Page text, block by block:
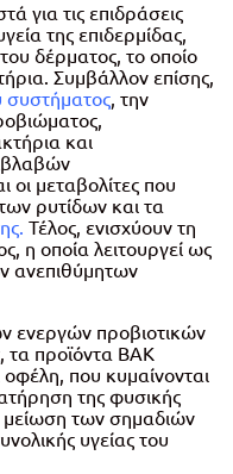
για τις επιδράσεις
της επιδερμίδας,
δέρματος, το οποίο
Συμβάλλον επίσης,
συστήματος, την
και
οι μεταβολίτες που
ρυτίδων και τα
. Τέλος, ενισχύουν τη
η οποία λειτουργεί ως
ανεπιθύμητων
ενεργών προβιοτικών
τα προϊόντα BAK
που κυμαίνονται
της φυσικής
μείωση των σημαδιών
υγείας του